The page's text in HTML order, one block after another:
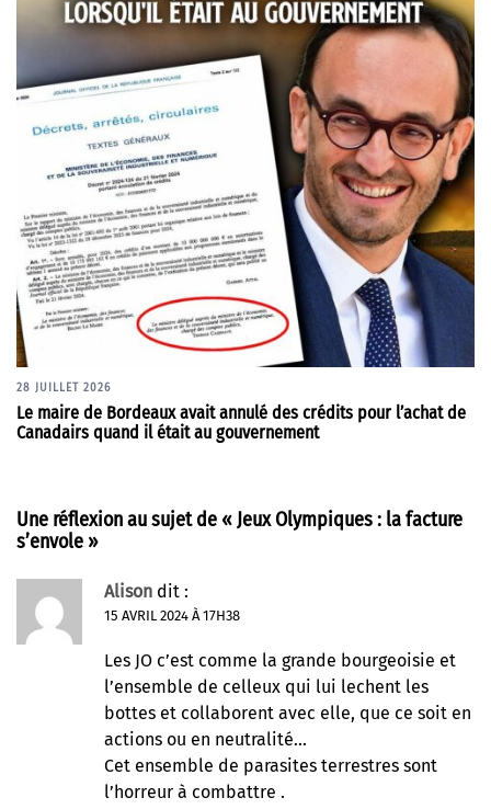
28 JUILLET 2026
Le maire de Bordeaux avait annulé des crédits pour l’achat de
Canadairs quand il était au gouvernement
Une réflexion au sujet de « Jeux Olympiques : la facture
s’envole »
Alison dit :
15 AVRIL 2024 À 17H38
Les JO c’est comme la grande bourgeoisie et
l’ensemble de celleux qui lui lechent les
bottes et collaborent avec elle, que ce soit en
actions ou en neutralité…
Cet ensemble de parasites terrestres sont
l’horreur à combattre .